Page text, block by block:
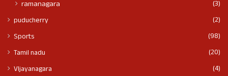
ramanagara (3)
puducherry
(2)
Sports
(98)
Tamil nadu
(20)
VIjayanagara
(4)